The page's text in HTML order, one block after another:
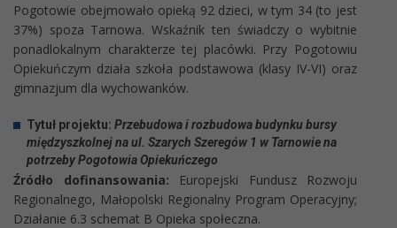
Pogotowie obejmowało opieką 92 dzieci, w tym 34 (to jest
37%) spoza Tarnowa. Wskaźnik ten świadczy o wybitnie
ponadlokalnym charakterze tej placówki. Przy Pogotowiu
Opiekuńczym działa szkoła podstawowa (klasy IV-VI) oraz
gimnazjum dla wychowanków.
Tytuł projektu: Przebudowa i rozbudowa budynku bursy
międzyszkolnej na ul. Szarych Szeregów 1 w Tarnowie na
potrzeby Pogotowia Opiekuńczego
Źródło dofinansowania:
Europejski Fundusz Rozwoju
Regionalnego, Małopolski Regionalny Program Operacyjny;
Działanie 6.3 schemat B Opieka społeczna.